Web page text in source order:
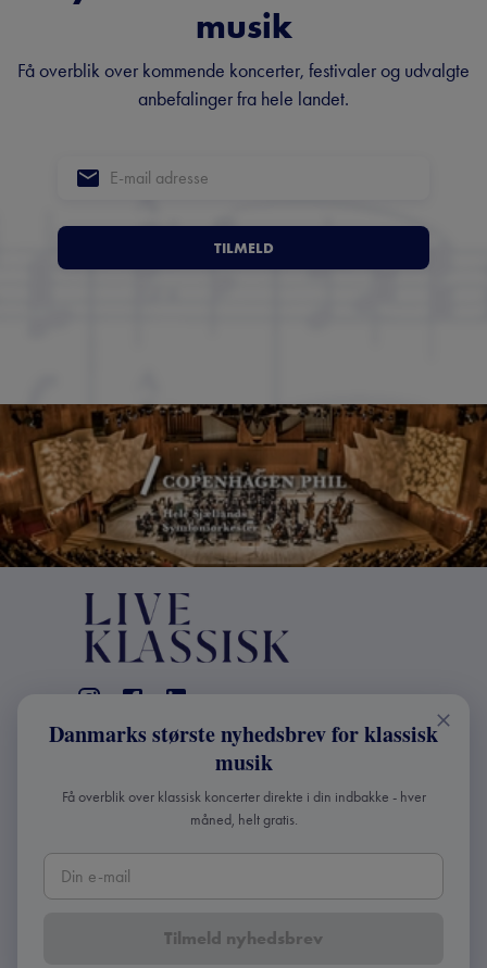
musik
Få overblik over kommende koncerter, festivaler og udvalgte
anbefalinger fra hele landet.
TILMELD
KONTAKT
info@liveklassisk.dk
Live Klassisk ApS
CVR 41507780
2026Live Klassisk •Fortroligheds- og
Danmarks største nyhedsbrev for klassisk
musik
Få overblik over klassisk koncerter direkte i din indbakke - hver
måned, helt gratis.
Tilmeld nyhedsbrev